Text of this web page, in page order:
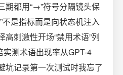
期都用“→”符号分隔镜头保
不是指标而是向状态机注入
刺激性开场“禁用术语”列
实测术语出现率从GPT-4
坑记录第一次测试时我忘了